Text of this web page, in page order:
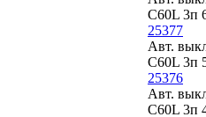
C60L 3п
25377
Авт.
C60L 3п
25376
Авт.
C60L 3п